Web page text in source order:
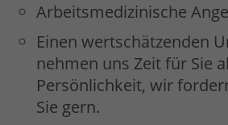
Arbeitsmedizinische
Einen wertschätzenden
nehmen uns Zeit für Sie
Persönlichkeit, wir
Sie gern.